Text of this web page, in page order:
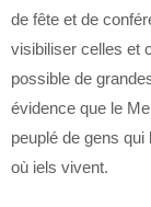
de fête et de
visibiliser celles et
possible de
évidence que le
peuplé de gens qui
où iels vivent.